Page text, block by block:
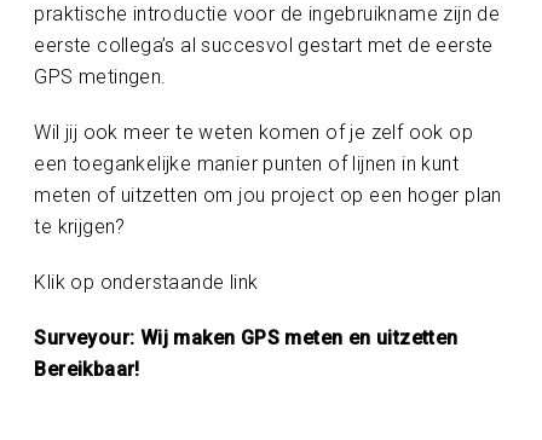
praktische introductie voor de ingebruikname zijn de
eerste collega’s al succesvol gestart met de eerste
GPS metingen.
Wil jij ook meer te weten komen of je zelf ook op
een toegankelijke manier punten of lijnen in kunt
meten of uitzetten om jou project op een hoger plan
te krijgen?
Klik op onderstaande link
Surveyour: Wij maken GPS meten en uitzetten
Bereikbaar!